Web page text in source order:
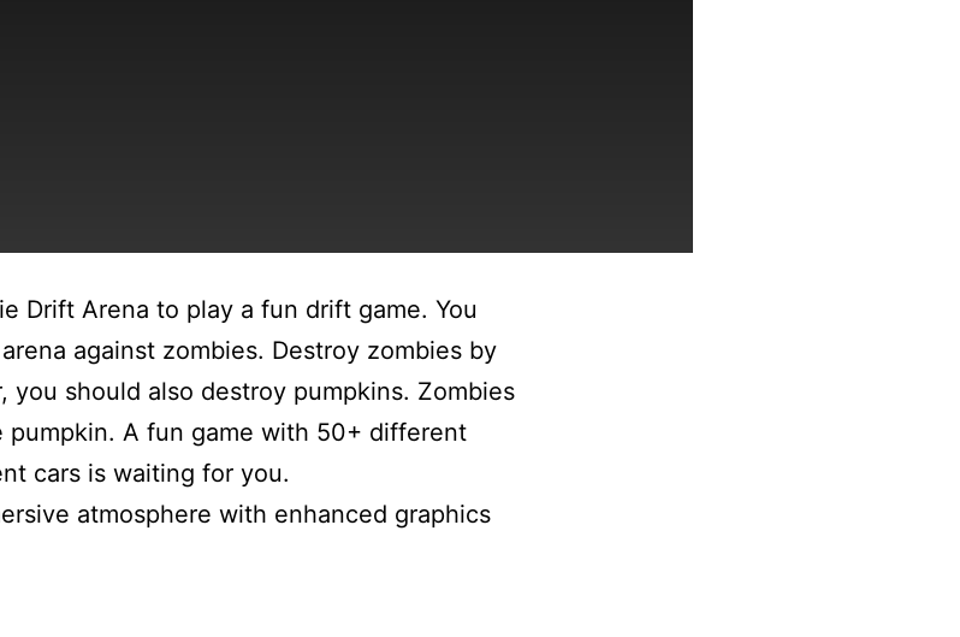
Drift Arena to play a fun drift game. You
against zombies. Destroy zombies by
you should also destroy pumpkins. Zombies
pumpkin. A fun game with 50+ different
cars is waiting for you.
atmosphere with enhanced graphics